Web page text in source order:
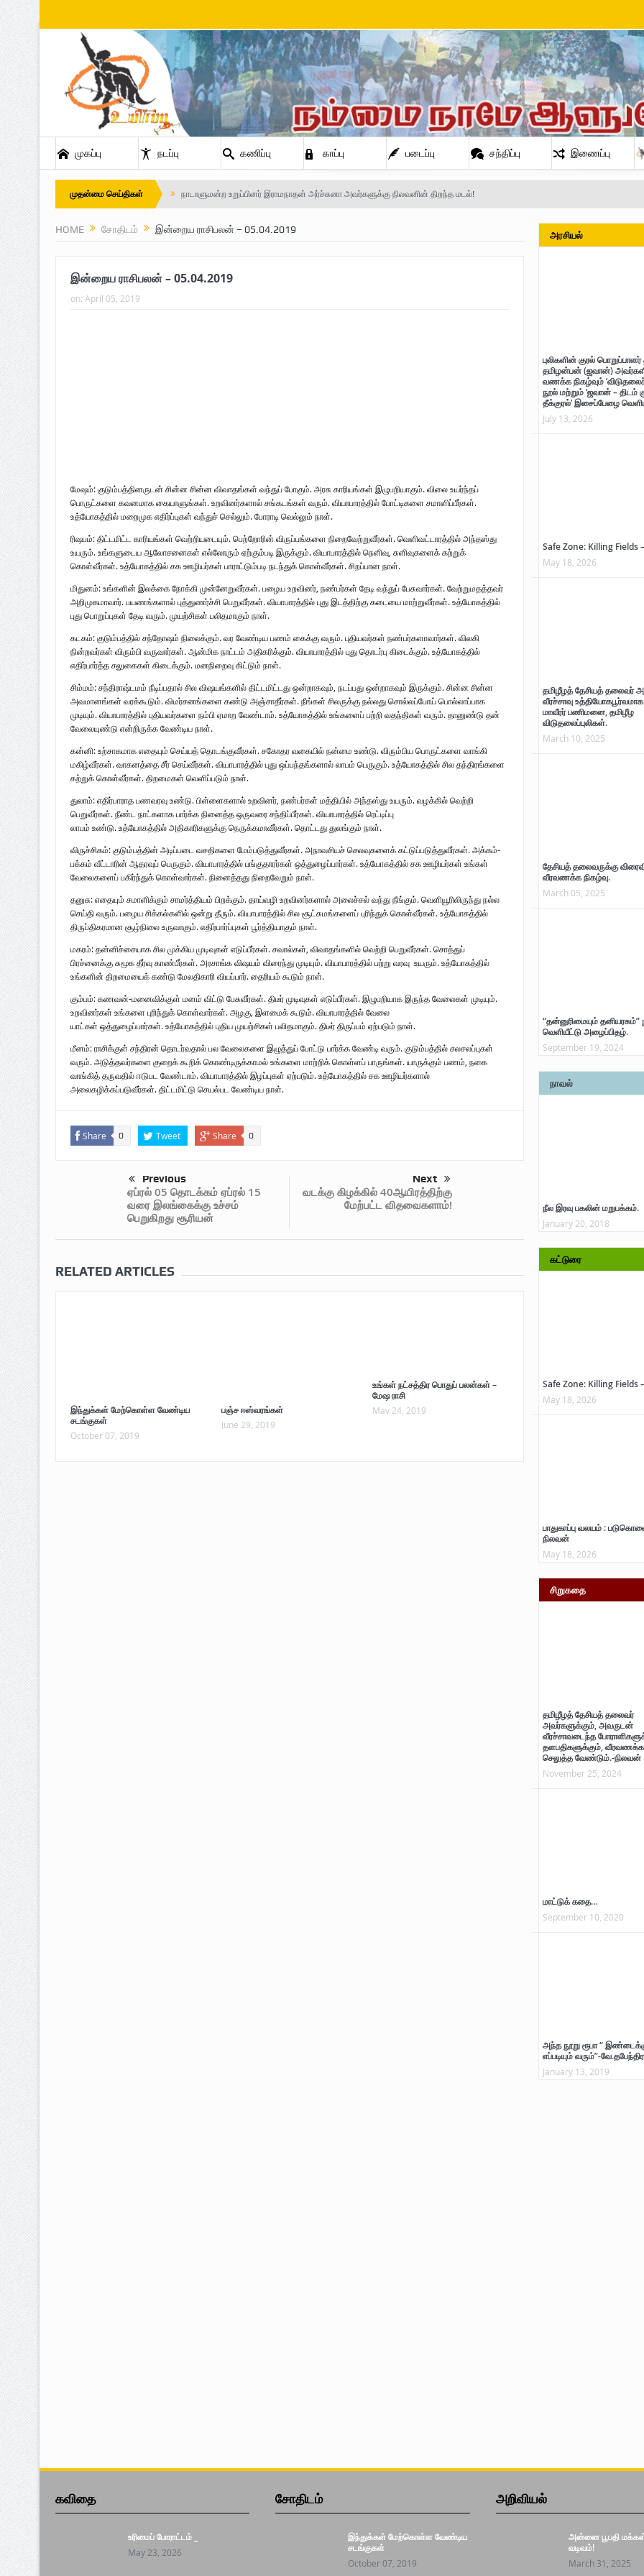
முகப்பு நடப்பு கணிப்பு காப்பு படைப்பு சந்திப்பு இணைப்பு
முதன்மை செய்திகள் Safe Zone: Killing Fields – Nilavan
மண்ணின் மைந்தன்: பிரிகேடியர் ஜெயம் அண்ணா
புலிகளின் குரல் பொறுப்பாளர் திரு. தமிழன்பன் (ஜவான்) அவர்களின் புகழ் வணக்க நிகழ்வும் ‘விடுதலைச் சிற்பி’ நூல் மற்றும் ‘ஜவான் –
HOME சோதிடம் இன்றைய ராசிபலன் – 05.04.2019
இன்றைய ராசிபலன் – 05.04.2019
on: April 05, 2019
மேஷம்: குடும்பத்தினருடன் சின்ன சின்ன விவாதங்கள் வந்துப் போகும். அரசு காரியங்கள் இழுபறியாகும். விலை உயர்ந்தப்
பொருட்களை கவனமாக கையாளுங்கள். உறவினர்களால் சங்கடங்கள் வரும். வியாபாரத்தில் போட்டிகளை சமாளிப்பீர்கள்.
உத்யோகத்தில் மறைமுக எதிர்ப்புகள் வந்துச் செல்லும். போராடி வெல்லும் நாள்.
ரிஷபம்: திட்டமிட்ட காரியங்கள் வெற்றியடையும். பெற்றோரின் விருப்பங்களை நிறைவேற்றுவீர்கள். வெளிவட்டாரத்தில் அந்தஸ்து
உயரும். உங்களுடைய ஆலோசனைகள் எல்லோரும் ஏற்கும்படி இருக்கும். வியாபாரத்தில் நெளிவு, சுளிவுகளைக் கற்றுக்
கொள்வீர்கள். உத்யோகத்தில் சக ஊழியர்கள் பாராட்டும்படி நடந்துக் கொள்வீர்கள். சிறப்பான நாள்.
மிதுனம்: உங்களின் இலக்கை நோக்கி முன்னேறுவீர்கள். பழைய உறவினர், நண்பர்கள் தேடி வந்துப் பேசுவார்கள். வேற்றுமதத்தவர்
அறிமுகமாவார். பயணங்களால் புத்துணர்ச்சி பெறுவீர்கள். வியாபாரத்தில் புது இடத்திற்கு கடையை மாற்றுவீர்கள். உத்யோகத்தில்
புது பொறுப்புகள் தேடி வரும். முயற்சிகள் பலிதமாகும் நாள்.
கடகம்: குடும்பத்தில் சந்தோஷம் நிலைக்கும். வர வேண்டிய பணம் கைக்கு வரும். புதியவர்கள் நண்பர்களாவார்கள். விலகி
நின்றவர்கள் விரும்பி வருவார்கள். ஆன்மிக நாட்டம் அதிகரிக்கும். வியாபாரத்தில் புது தொடர்பு கிடைக்கும். உத்யோகத்தில்
எதிர்பார்த்த சலுகைகள் கிடைக்கும். மனநிறைவு கிட்டும் நாள்.
சிம்மம்: சந்திராஷ்டமம் நீடிப்பதால் சில விஷயங்களில் திட்டமிட்டது ஒன்றாகவும், நடப்பது ஒன்றாகவும் இருக்கும். சின்ன சின்ன
அவமானங்கள் வரக்கூடும். விமர்சனங்களை கண்டு அஞ்சாதீர்கள். நீங்கள் சிலருக்கு நல்லது சொல்லப்போய் பொல்லாப்பாக
முடியும். வியாபாரத்தில் புதியவர்களை நம்பி ஏமாற வேண்டாம். உத்யோகத்தில் உங்களைப் பற்றி வதந்திகள் வரும். தானுண்டு தன்
வேலையுண்டு என்றிருக்க வேண்டிய நாள்.
கன்னி: உற்சாகமாக எதையும் செய்யத் தொடங்குவீர்கள். சகோதர வகையில் நன்மை உண்டு. விரும்பிய பொருட்களை வாங்கி
மகிழ்வீர்கள். வாகனத்தை சீர் செய்வீர்கள். வியாபாரத்தில் புது ஒப்பந்தங்களால் லாபம் பெருகும். உத்யோகத்தில் சில தந்திரங்களை
கற்றுக் கொள்வீர்கள். திறமைகள் வெளிப்படும் நாள்.
துலாம்: எதிர்பாராத பணவரவு உண்டு. பிள்ளைகளால் உறவினர், நண்பர்கள் மத்தியில் அந்தஸ்து உயரும். வழக்கில் வெற்றி
பெறுவீர்கள். நீண்ட நாட்களாக பார்க்க நினைத்த ஒருவரை சந்திப்பீர்கள். வியாபாரத்தில் ரெட்டிப்பு
லாபம் உண்டு. உத்யோகத்தில் அதிகாரிகளுக்கு நெருக்கமாவீர்கள். தொட்டது துலங்கும் நாள்.
விருச்சிகம்: குடும்பத்தின் அடிப்படை வசதிகளை மேம்படுத்துவீர்கள். அநாவசியச் செலவுகளைக் கட்டுப்படுத்துவீர்கள். அக்கம்-
பக்கம் வீட்டாரின் ஆதரவுப் பெருகும். வியாபாரத்தில் பங்குதாரர்கள் ஒத்துழைப்பார்கள். உத்யோகத்தில் சக ஊழியர்கள் உங்கள்
வேலைகளைப் பகிர்ந்துக் கொள்வார்கள். நினைத்தது நிறைவேறும் நாள்.
தனுசு: எதையும் சமாளிக்கும் சாமர்த்தியம் பிறக்கும். தாய்வழி உறவினர்களால் அலைச்சல் வந்து நீங்கும். வெளியூரிலிருந்து நல்ல
செய்தி வரும். பழைய சிக்கல்களில் ஒன்று தீரும். வியாபாரத்தில் சில சூட்சுமங்களைப் புரிந்துக் கொள்வீர்கள். உத்யோகத்தில்
திருப்திகரமான சூழ்நிலை உருவாகும். எதிர்பார்ப்புகள் பூர்த்தியாகும் நாள்.
மகரம்: தன்னிச்சையாக சில முக்கிய முடிவுகள் எடுப்பீர்கள். சவால்கள், விவாதங்களில் வெற்றி பெறுவீர்கள். சொத்துப்
பிரச்னைக்கு சுமூக தீர்வு காண்பீர்கள். அரசாங்க விஷயம் விரைந்து முடியும். வியாபாரத்தில் பற்று வரவு உயரும். உத்யோகத்தில்
உங்களின் திறமையைக் கண்டு மேலதிகாரி வியப்பார். தைரியம் கூடும் நாள்.
கும்பம்: கணவன்-மனைவிக்குள் மனம் விட்டு பேசுவீர்கள். திடீர் முடிவுகள் எடுப்பீர்கள். இழுபறியாக இருந்த வேலைகள் முடியும்.
உறவினர்கள் உங்களை புரிந்துக் கொள்வார்கள். அழகு, இளமைக் கூடும். வியாபாரத்தில் வேலை
யாட்கள் ஒத்துழைப்பார்கள். உத்யோகத்தில் புதிய முயற்சிகள் பலிதமாகும். திடீர் திருப்பம் ஏற்படும் நாள்.
மீனம்: ராசிக்குள் சந்திரன் தொடர்வதால் பல வேலைகளை இழுத்துப் போட்டு பார்க்க வேண்டி வரும். குடும்பத்தில் சலசலப்புகள்
வரும். அடுத்தவர்களை குறைக் கூறிக் கொண்டிருக்காமல் உங்களை மாற்றிக் கொள்ளப் பாருங்கள். யாருக்கும் பணம், நகை
வாங்கித் தருவதில் ஈடுபட வேண்டாம். வியாபாரத்தில் இழப்புகள் ஏற்படும். உத்யோகத்தில் சக ஊழியர்களால்
அலைகழிக்கப்படுவீர்கள். திட்டமிட்டு செயல்பட வேண்டிய நாள்.
Share 0 Tweet Share 0
Previous
ஏப்ரல் 05 தொடக்கம் ஏப்ரல் 15
வரை இலங்கைக்கு உச்சம்
பெறுகிறது சூரியன்
Next
வடக்கு கிழக்கில் 40ஆயிரத்திற்கு
மேற்பட்ட விதவைகளாம்!
RELATED ARTICLES
இந்துக்கள் மேற்கொள்ள வேண்டிய
சடங்குகள்
October 07, 2019
பஞ்ச ஈஸ்வரங்கள்
June 29, 2019
உங்கள் நட்சத்திர பொதுப் பலன்கள் –
மேஷ ராசி
May 24, 2019
அரசியல்
புலிகளின் குரல் பொறுப்பாளர்
தமிழன்பன் (ஜவான்)
வணக்க நிகழ்வும் ‘விடுதலைச்
நூல் மற்றும் ‘ஜவான் – திடம்
தீக்குரல்’ இசைப்பேழை
July 13, 2026
Safe Zone: Killing Fields
May 18, 2026
தமிழீழத் தேசியத் தலைவர்
வீரச்சாவு உத்தியோகபூர்வமாக
மாவீரர் பணிமனை, தமிழீழ
விடுதலைப்புலிகள்.
March 10, 2025
தேசியத் தலைவருக்கு
வீரவணக்க நிகழ்வு.
March 05, 2025
“தன்னுரிமையும் தனியரசும்”
வெளியீட்டு அழைப்பிதழ்.
September 19, 2024
நாவல்
நீல இரவு பகலின் மறுபக்கம்.
January 20, 2018
கட்டுரை
Safe Zone: Killing Fields
May 18, 2026
பாதுகாப்பு வலயம் :
நிலவன்
May 18, 2026
சிறுகதை
தமிழீழத் தேசியத் தலைவர்
அவர்களுக்கும், அவருடன்
வீரச்சாவடைந்த
தளபதிகளுக்கும்,
செலுத்த வேண்டும்.-நிலவன்
November 25, 2024
மாட்டுக் கதை…
September 10, 2020
அந்த நூறு ரூபா “
எப்படியும் வரும்”-
January 13, 2019
உட்பட 473 பொதுமக்கள்
படுகாயம் 21-04-2009
“ஈழப்படுகொலையின் சுவடுகள்”
2009 – பாகம்- 01 நூல் வெளியீடு-
வலிந்து காணாமல்
முன்னெடுக்கப்பட்டது.(படங்கள்
இணைப்பு)
“வலிசுமந்த நினைவுகள்
நூல்
கவிதை
உரிமைப் போராட்டம் _
May 23, 2026
சோதிடம்
இந்துக்கள் மேற்கொள்ள வேண்டிய
சடங்குகள்
October 07, 2019
அறிவியல்
அன்னை பூபதி மக்கள்
வடிவம்!
March 31, 2025